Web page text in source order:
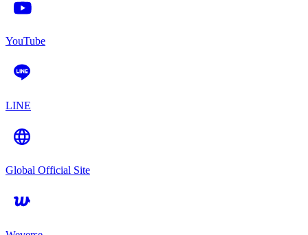
YouTube
LINE
Global Official Site